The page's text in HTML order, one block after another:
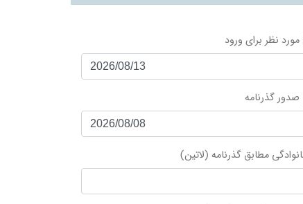
مورد نظر برای ورود
صدور گذرنامه
مطابق گذرنامه (لاتین)